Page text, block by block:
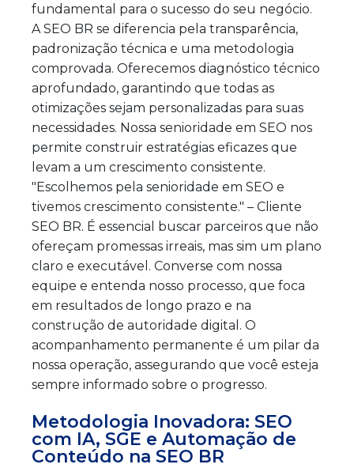
fundamental para o sucesso do seu negócio.
A SEO BR se diferencia pela transparência,
padronização técnica e uma metodologia
comprovada. Oferecemos diagnóstico técnico
aprofundado, garantindo que todas as
otimizações sejam personalizadas para suas
necessidades. Nossa senioridade em SEO nos
permite construir estratégias eficazes que
levam a um crescimento consistente.
"Escolhemos pela senioridade em SEO e
tivemos crescimento consistente." – Cliente
SEO BR. É essencial buscar parceiros que não
ofereçam promessas irreais, mas sim um plano
claro e executável. Converse com nossa
equipe e entenda nosso processo, que foca
em resultados de longo prazo e na
construção de autoridade digital. O
acompanhamento permanente é um pilar da
nossa operação, assegurando que você esteja
sempre informado sobre o progresso.
Metodologia Inovadora: SEO
com IA, SGE e Automação de
Conteúdo na SEO BR